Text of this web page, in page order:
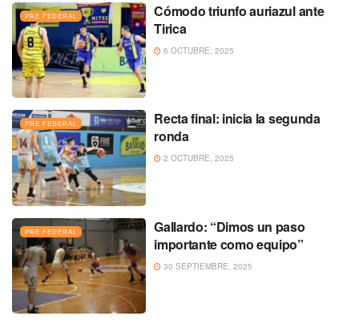
PRE FEDERAL
Cómodo triunfo auriazul ante
Tirica
6 OCTUBRE, 2025
PRE FEDERAL
Recta final: inicia la segunda
ronda
2 OCTUBRE, 2025
PRE FEDERAL
Gallardo: “Dimos un paso
importante como equipo”
30 SEPTIEMBRE, 2025